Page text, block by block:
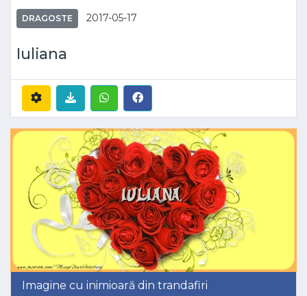
DRAGOSTE 2017-05-17
Iuliana
Imagine cu inimioară din trandafiri